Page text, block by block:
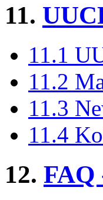
11.
11.1
11.2
11.3
11.4
12. FAQ